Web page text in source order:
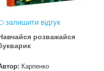
залишити відгук
розважайся
Карпенко